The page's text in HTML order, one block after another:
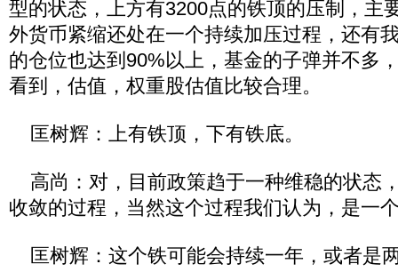
型的状态，上方有3200点的铁顶的压制，主
外货币紧缩还处在一个持续加压过程，还有
的仓位也达到90%以上，基金的子弹并不多
看到，估值，权重股估值比较合理。
匡树辉：上有铁顶，下有铁底。
高尚：对，目前政策趋于一种维稳的状态
收敛的过程，当然这个过程我们认为，是一
匡树辉：这个铁可能会持续一年，或者是